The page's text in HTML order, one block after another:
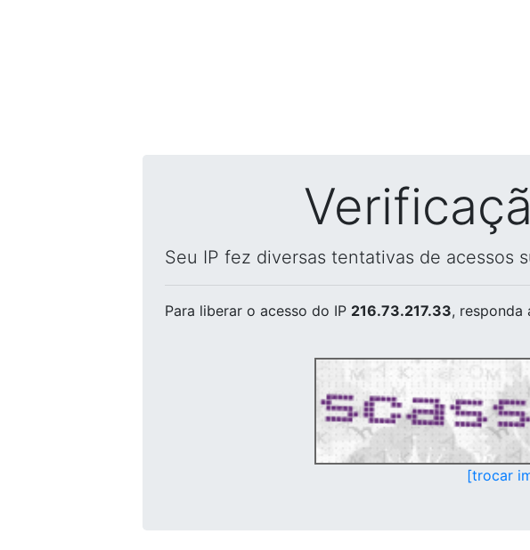
Seu IP fez diversas tentativas de acessos
Para liberar o acesso do IP 216.73.217.33, responda
[trocar